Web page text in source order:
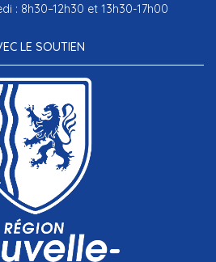
: 8h30–12h30 et 13h30-17h00
LE SOUTIEN